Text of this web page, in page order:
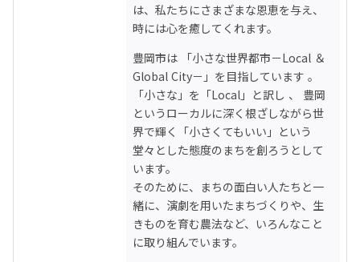
は、私たちにさまざまな恩恵を与え、
時には心を癒してくれます。
豊岡市は 「小さな世界都市－Local ＆
Global City－」を目指しています 。
「小さな」を「Local」と訳し 、 豊岡
というローカルに深く根ざしながら世
界で輝く「小さくてもいい」という
堂々とした態度のまちを創ろうとして
います。
そのために、まちの面白い人たちと一
緒に、演劇を用いたまちづくりや、生
きものを育む農法など、いろんなこと
に取り組んでいます。